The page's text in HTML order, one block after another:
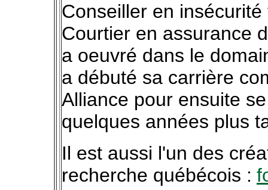
Conseiller en
Courtier en assurance
a oeuvré dans le
a débuté sa carrière
Alliance pour ensuite
quelques années plus
Il est aussi l'un des
recherche québécois :